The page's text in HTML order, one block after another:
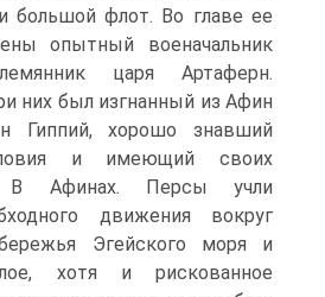
большой флот. Bo главе ее
опытный военачальник
царя Артаферн.
них был изгнанный из Афин
Гиппий, хорошо знавший
и имеющий своих
B Афинах. Персы учли
движения вокруг
Эгейского моря и
хотя и рискованное